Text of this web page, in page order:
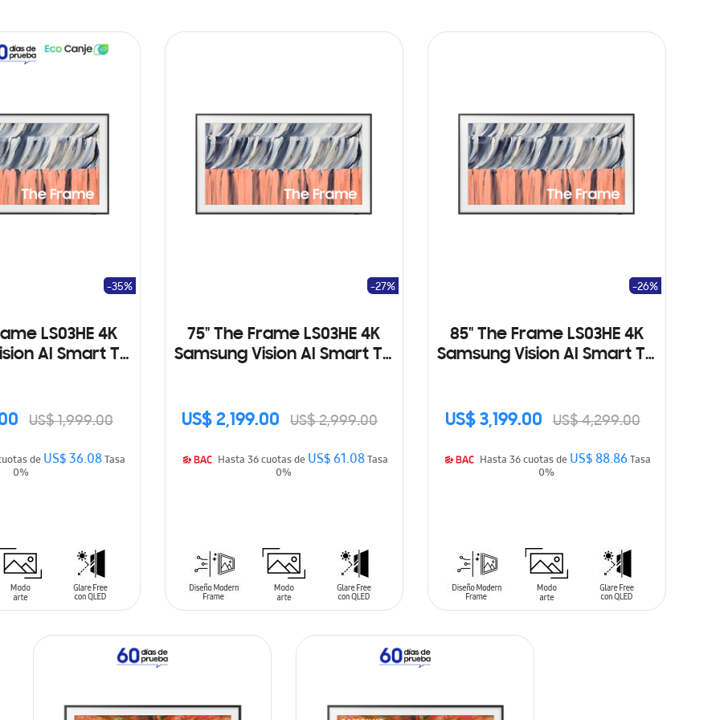
LS03HE 4K
AI Smart TV
US$ 1,999.00
-35%
36 cuotas deUS$ 36.08Tasa
0%
75" The Frame LS03HE 4K
Samsung Vision AI Smart TV
US$ 2,199.00 US$ 2,999.00
-27%
Hasta 36 cuotas deUS$ 61.08Tasa
0%
85" The Frame LS03HE 4K
Samsung Vision AI Smart TV
US$ 3,199.00 US$ 4,299.00
-26%
Hasta 36 cuotas deUS$ 88.86Tasa
0%